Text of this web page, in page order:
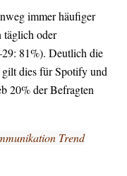
immer häufiger
täglich oder
81%). Deutlich die
dies für Spotify und
20% der Befragten
Trend